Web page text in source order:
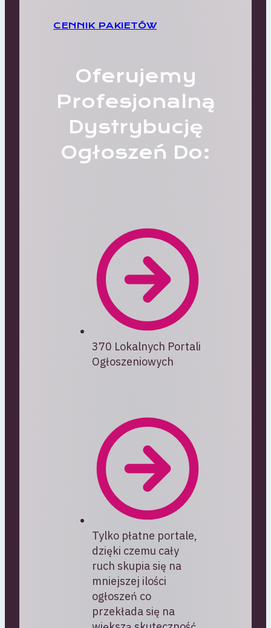
CENNIK PAKIETÓW
Oferujemy
Profesjonalną
Dystrybucję
Ogłoszeń Do:
370 Lokalnych Portali
Ogłoszeniowych
Tylko płatne portale,
dzięki czemu cały
ruch skupia się na
mniejszej ilości
ogłoszeń co
przekłada się na